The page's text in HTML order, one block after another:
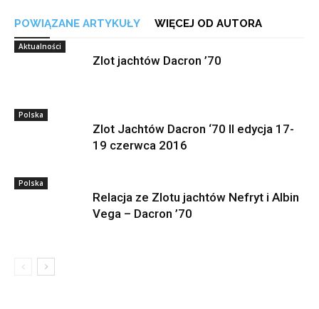
POWIĄZANE ARTYKUŁY WIĘCEJ OD AUTORA
Aktualności
Zlot jachtów Dacron ’70
Polska
Zlot Jachtów Dacron ‘70 II edycja 17-
19 czerwca 2016
Polska
Relacja ze Zlotu jachtów Nefryt i Albin
Vega – Dacron ’70